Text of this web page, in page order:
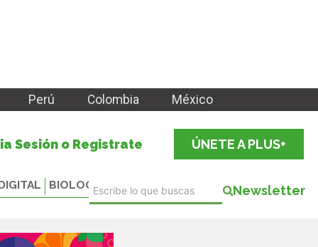
Perú Colombia México
Sesión o Registrate ÚNETE A PLUS+
BIOLOGICALS Newsletter